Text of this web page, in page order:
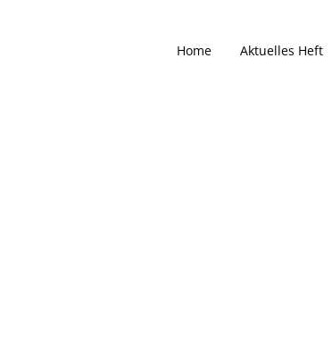
Home Aktuelles Heft